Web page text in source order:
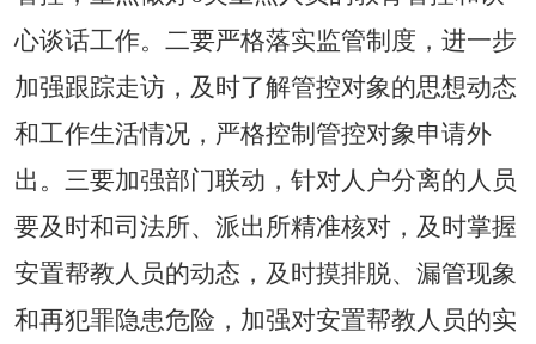
心谈话工作。 二要严格落实监管制度，进一步
加强跟踪走访，及时了解管控对象的思想动态
和工作生活情况，严格控制管控对象申请外
出。 三要加强部门联动，针对人户分离的人员
要及时和司法所、派出所精准核对，及时掌握
安置帮教人员的动态，及时摸排脱、漏管现象
和再犯罪隐患危险，加强对安置帮教人员的实